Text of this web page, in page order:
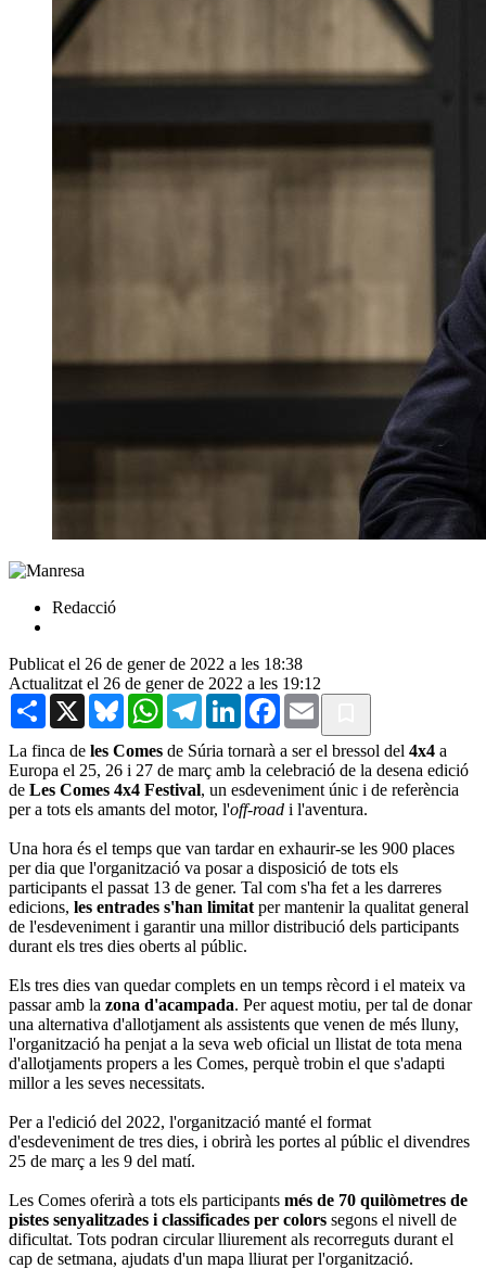
Redacció
Publicat el 26 de gener de 2022 a les 18:38
Actualitzat el 26 de gener de 2022 a les 19:12
Share X BlueskyWhatsAppTelegramLinkedInFacebook
Email
La finca de les Comes de Súria tornarà a ser el bressol del 4x4 a
Europa el 25, 26 i 27 de març amb la celebració de la desena edició
de Les Comes 4x4 Festival, un esdeveniment únic i de referència
per a tots els amants del motor, l'off-road i l'aventura.
Una hora és el temps que van tardar en exhaurir-se les 900 places
per dia que l'organització va posar a disposició de tots els
participants el passat 13 de gener. Tal com s'ha fet a les darreres
edicions, les entrades s'han limitat per mantenir la qualitat general
de l'esdeveniment i garantir una millor distribució dels participants
durant els tres dies oberts al públic.
Els tres dies van quedar complets en un temps rècord i el mateix va
passar amb la zona d'acampada. Per aquest motiu, per tal de donar
una alternativa d'allotjament als assistents que venen de més lluny,
l'organització ha penjat a la seva web oficial un llistat de tota mena
d'allotjaments propers a les Comes, perquè trobin el que s'adapti
millor a les seves necessitats.
Per a l'edició del 2022, l'organització manté el format
d'esdeveniment de tres dies, i obrirà les portes al públic el divendres
25 de març a les 9 del matí.
Les Comes oferirà a tots els participants més de 70 quilòmetres de
pistes senyalitzades i classificades per colors segons el nivell de
dificultat. Tots podran circular lliurement als recorreguts durant el
cap de setmana, ajudats d'un mapa lliurat per l'organització.